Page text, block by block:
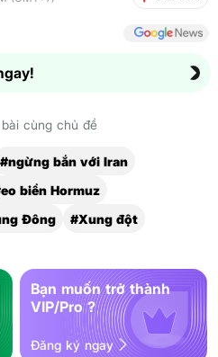
cùng chủ đề
#ngừng bắn với Iran
biển Hormuz
Đông
#Xung đột
Bạn muốn trở thành
VIP/Pro ?
Đăng ký ngay